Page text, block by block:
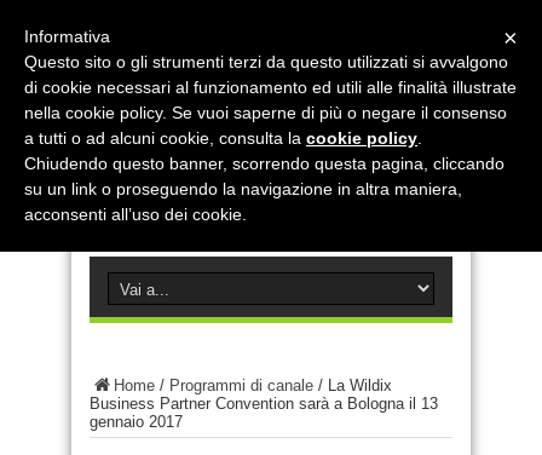
Home / Programmi di canale / La Wildix
Business Partner Convention sarà a Bologna il 13
gennaio 2017
×
Informativa
Questo sito o gli strumenti terzi da questo utilizzati si avvalgono
di cookie necessari al funzionamento ed utili alle finalità illustrate
nella cookie policy. Se vuoi saperne di più o negare il consenso
a tutti o ad alcuni cookie, consulta la cookie policy
Chiudendo questo banner, scorrendo questa pagina, cliccando
su un link o proseguendo la navigazione in altra maniera,
acconsenti all’uso dei cookie.